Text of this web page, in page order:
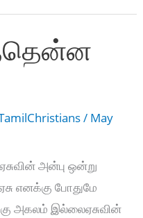
/ May
அன்பு ஒன்று
எனக்கு போதுமே
அகலம் இல்லைஏசுவின்